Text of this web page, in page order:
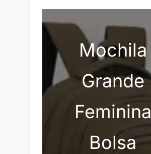
Mochila
Grande
Feminina
Bolsa